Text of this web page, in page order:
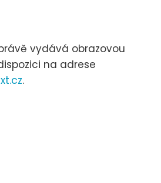
vydává obrazovou
na adrese
.